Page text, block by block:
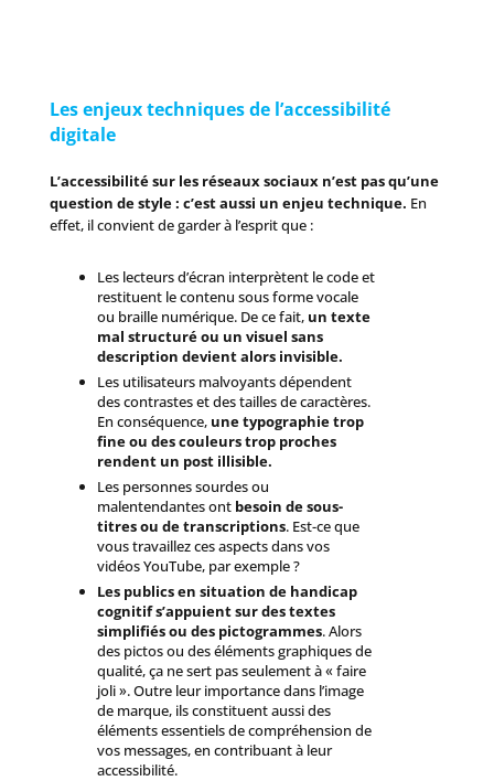
Les enjeux techniques de l’accessibilité
digitale
L’accessibilité sur les réseaux sociaux n’est pas qu’une
question de style : c’est aussi un enjeu technique. En
effet, il convient de garder à l’esprit que :
Les lecteurs d’écran interprètent le code et
restituent le contenu sous forme vocale
ou braille numérique. De ce fait, un texte
mal structuré ou un visuel sans
description devient alors invisible.
Les utilisateurs malvoyants dépendent
des contrastes et des tailles de caractères.
En conséquence, une typographie trop
fine ou des couleurs trop proches
rendent un post illisible.
Les personnes sourdes ou
malentendantes ont besoin de sous-
titres ou de transcriptions. Est-ce que
vous travaillez ces aspects dans vos
vidéos YouTube, par exemple ?
Les publics en situation de handicap
cognitif s’appuient sur des textes
simplifiés ou des pictogrammes. Alors
des pictos ou des éléments graphiques de
qualité, ça ne sert pas seulement à « faire
joli ». Outre leur importance dans l’image
de marque, ils constituent aussi des
éléments essentiels de compréhension de
vos messages, en contribuant à leur
accessibilité.